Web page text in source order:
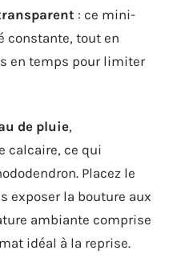
: ce mini-
constante, tout en
en temps pour limiter
de pluie,
calcaire, ce qui
Placez le
exposer la bouture aux
ambiante comprise
idéal à la reprise.